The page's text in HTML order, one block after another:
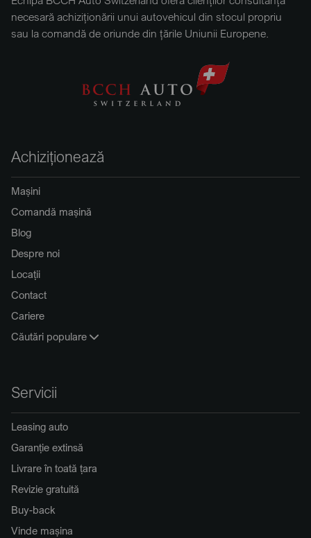
necesară achiziționării unui autovehicul din stocul propriu
sau la comandă de oriunde din țările Uniunii Europene.
Achiziționează
Mașini
Comandă mașină
Blog
Despre noi
Locații
Contact
Cariere
Căutări populare
Servicii
Leasing auto
Garanție extinsă
Livrare în toată țara
Revizie gratuită
Buy-back
Vinde mașina